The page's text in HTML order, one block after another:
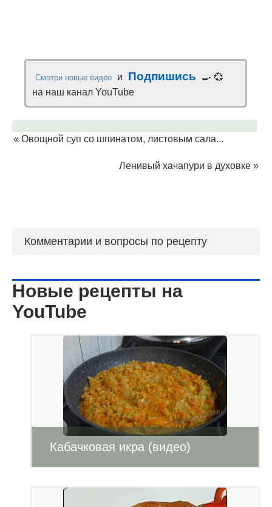
Смотри новые видео и Подпишись
🍳 💞
на наш канал YouTube
« Овощной суп со шпинатом, листовым сала...
Ленивый хачапури в духовке »
Комментарии и вопросы по рецепту
Новые рецепты на
YouTube
Кабачковая икра (видео)